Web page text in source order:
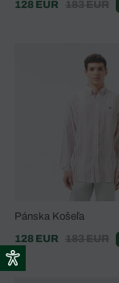
128 EUR 183 EUR
Pánska Košeľa
128 EUR
183 EUR